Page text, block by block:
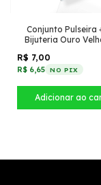
Conjunto Pulseira
Bijuteria Ouro
R$ 7,00
R$ 6,65 NO PIX